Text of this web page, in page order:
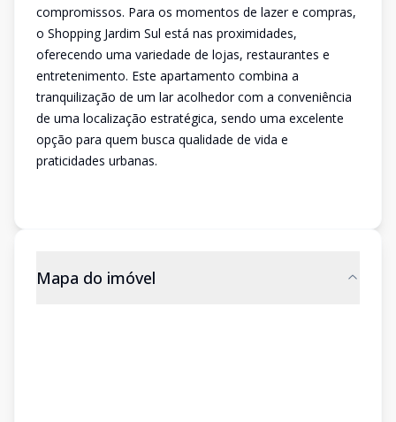
compromissos. Para os momentos de lazer e compras,
o Shopping Jardim Sul está nas proximidades,
oferecendo uma variedade de lojas, restaurantes e
entretenimento. Este apartamento combina a
tranquilização de um lar acolhedor com a conveniência
de uma localização estratégica, sendo uma excelente
opção para quem busca qualidade de vida e
praticidades urbanas.
Mapa do imóvel